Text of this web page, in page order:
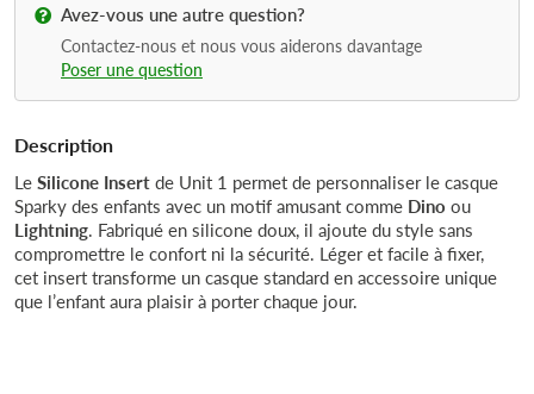
Avez-vous une autre question?
Contactez-nous et nous vous aiderons davantage
Poser une question
Description
LeSilicone Insertde Unit 1 permet de personnaliser le casque
Sparky des enfants avec un motif amusant comme Dino ou
Lightning. Fabriqué en silicone doux, il ajoute du style sans
compromettre le confort ni la sécurité. Léger et facile à fixer,
cet insert transforme un casque standard en accessoire unique
que l’enfant aura plaisir à porter chaque jour.